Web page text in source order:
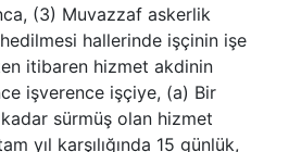
(3) Muvazzaf askerlik
hallerinde işçinin işe
itibaren hizmet akdinin
işverence işçiye, (a) Bir
kadar sürmüş olan hizmet
yıl karşılığında 15 günlük,